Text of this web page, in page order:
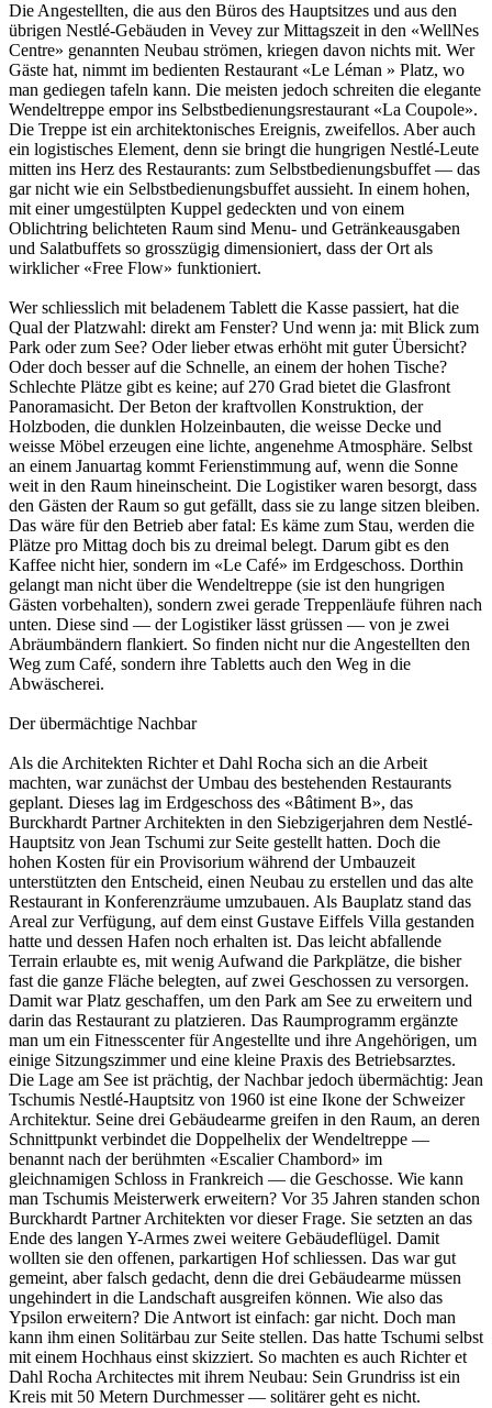
Die Angestellten, die aus den Büros des Hauptsitzes und aus den
übrigen Nestlé-Gebäuden in Vevey zur Mittagszeit in den «WellNes
Centre» genannten Neubau strömen, kriegen davon nichts mit. Wer
Gäste hat, nimmt im bedienten Restaurant «Le Léman » Platz, wo
man gediegen tafeln kann. Die meisten jedoch schreiten die elegante
Wendeltreppe empor ins Selbstbedienungsrestaurant «La Coupole».
Die Treppe ist ein architektonisches Ereignis, zweifellos. Aber auch
ein logistisches Element, denn sie bringt die hungrigen Nestlé-Leute
mitten ins Herz des Restaurants: zum Selbstbedienungsbuffet — das
gar nicht wie ein Selbstbedienungsbuffet aussieht. In einem hohen,
mit einer umgestülpten Kuppel gedeckten und von einem
Oblichtring belichteten Raum sind Menu- und Getränkeausgaben
und Salatbuffets so grosszügig dimensioniert, dass der Ort als
wirklicher «Free Flow» funktioniert.
Wer schliesslich mit beladenem Tablett die Kasse passiert, hat die
Qual der Platzwahl: direkt am Fenster? Und wenn ja: mit Blick zum
Park oder zum See? Oder lieber etwas erhöht mit guter Übersicht?
Oder doch besser auf die Schnelle, an einem der hohen Tische?
Schlechte Plätze gibt es keine; auf 270 Grad bietet die Glasfront
Panoramasicht. Der Beton der kraftvollen Konstruktion, der
Holzboden, die dunklen Holzeinbauten, die weisse Decke und
weisse Möbel erzeugen eine lichte, angenehme Atmosphäre. Selbst
an einem Januartag kommt Ferienstimmung auf, wenn die Sonne
weit in den Raum hineinscheint. Die Logistiker waren besorgt, dass
den Gästen der Raum so gut gefällt, dass sie zu lange sitzen bleiben.
Das wäre für den Betrieb aber fatal: Es käme zum Stau, werden die
Plätze pro Mittag doch bis zu dreimal belegt. Darum gibt es den
Kaffee nicht hier, sondern im «Le Café» im Erdgeschoss. Dorthin
gelangt man nicht über die Wendeltreppe (sie ist den hungrigen
Gästen vorbehalten), sondern zwei gerade Treppenläufe führen nach
unten. Diese sind — der Logistiker lässt grüssen — von je zwei
Abräumbändern flankiert. So finden nicht nur die Angestellten den
Weg zum Café, sondern ihre Tabletts auch den Weg in die
Abwäscherei.
Der übermächtige Nachbar
Als die Architekten Richter et Dahl Rocha sich an die Arbeit
machten, war zunächst der Umbau des bestehenden Restaurants
geplant. Dieses lag im Erdgeschoss des «Bâtiment B», das
Burckhardt Partner Architekten in den Siebzigerjahren dem Nestlé-
Hauptsitz von Jean Tschumi zur Seite gestellt hatten. Doch die
hohen Kosten für ein Provisorium während der Umbauzeit
unterstützten den Entscheid, einen Neubau zu erstellen und das alte
Restaurant in Konferenzräume umzubauen. Als Bauplatz stand das
Areal zur Verfügung, auf dem einst Gustave Eiffels Villa gestanden
hatte und dessen Hafen noch erhalten ist. Das leicht abfallende
Terrain erlaubte es, mit wenig Aufwand die Parkplätze, die bisher
fast die ganze Fläche belegten, auf zwei Geschossen zu versorgen.
Damit war Platz geschaffen, um den Park am See zu erweitern und
darin das Restaurant zu platzieren. Das Raumprogramm ergänzte
man um ein Fitnesscenter für Angestellte und ihre Angehörigen, um
einige Sitzungszimmer und eine kleine Praxis des Betriebsarztes.
Die Lage am See ist prächtig, der Nachbar jedoch übermächtig: Jean
Tschumis Nestlé-Hauptsitz von 1960 ist eine Ikone der Schweizer
Architektur. Seine drei Gebäudearme greifen in den Raum, an deren
Schnittpunkt verbindet die Doppelhelix der Wendeltreppe —
benannt nach der berühmten «Escalier Chambord» im
gleichnamigen Schloss in Frankreich — die Geschosse. Wie kann
man Tschumis Meisterwerk erweitern? Vor 35 Jahren standen schon
Burckhardt Partner Architekten vor dieser Frage. Sie setzten an das
Ende des langen Y-Armes zwei weitere Gebäudeflügel. Damit
wollten sie den offenen, parkartigen Hof schliessen. Das war gut
gemeint, aber falsch gedacht, denn die drei Gebäudearme müssen
ungehindert in die Landschaft ausgreifen können. Wie also das
Ypsilon erweitern? Die Antwort ist einfach: gar nicht. Doch man
kann ihm einen Solitärbau zur Seite stellen. Das hatte Tschumi selbst
mit einem Hochhaus einst skizziert. So machten es auch Richter et
Dahl Rocha Architectes mit ihrem Neubau: Sein Grundriss ist ein
Kreis mit 50 Metern Durchmesser — solitärer geht es nicht.